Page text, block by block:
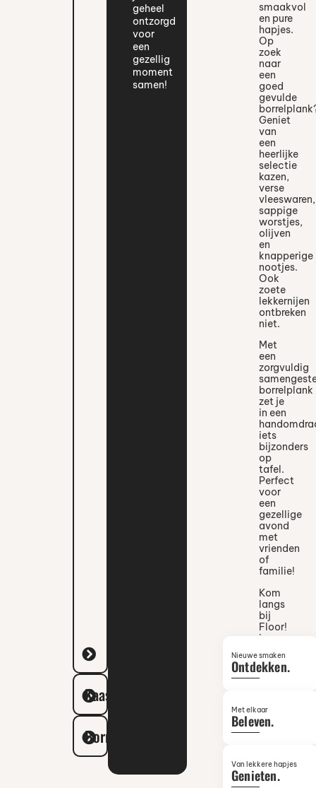
Kaasplanken
Borrelhapjes
geheel
ontzorgd
voor
een
gezellig
moment
samen!
Nieuwe smaken
Ontdekken.
Met elkaar
Beleven.
Van lekkere hapjes
Genieten.
smaakvol
en pure
hapjes.
Op
zoek
naar
een
goed
gevulde
Geniet
van
een
heerlijke
selectie
kazen,
verse
vleeswaren,
sappige
worstjes,
olijven
en
knapperige
nootjes.
Ook
zoete
lekkernijen
ontbreken
niet.
Met
een
zorgvuldig
borrelplank
zet je
in een
iets
bijzonders
op
tafel.
Perfect
voor
een
gezellige
avond
met
vrienden
of
familie!
Kom
langs
bij
Floor!
in
Middelburg
en
ontdek
nét dat
beetje